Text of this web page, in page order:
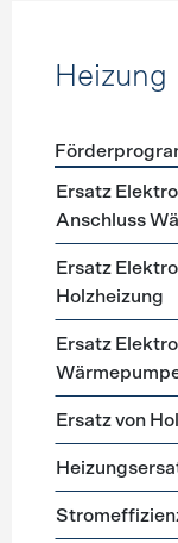
Heizung
Ersatz
Anschluss
Ersatz
Holzheizung
Ersatz
Ersatz von